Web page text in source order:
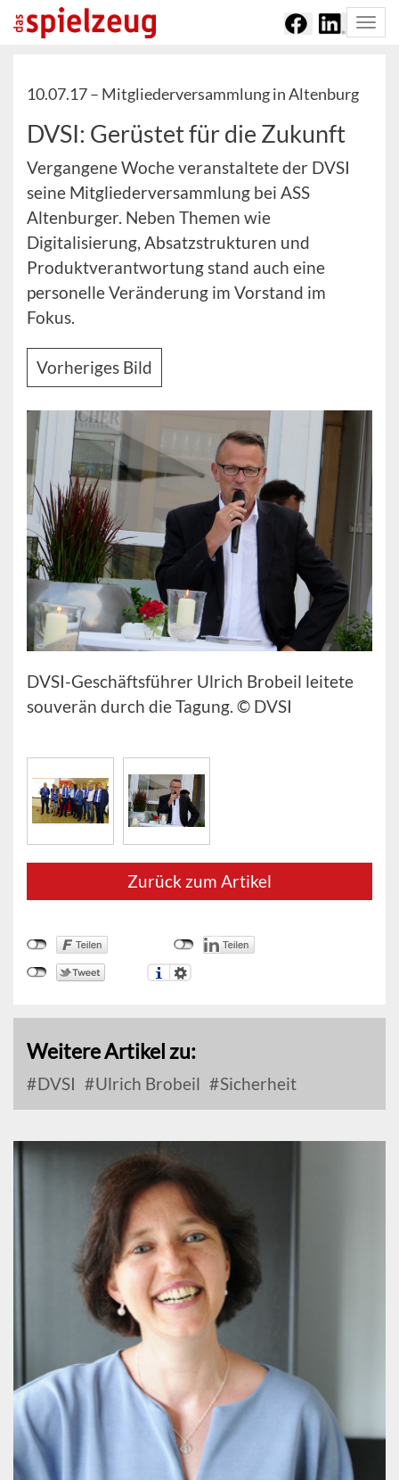
10.07.17 – Mitgliederversammlung in Altenburg
DVSI: Gerüstet für die Zukunft
Vergangene Woche veranstaltete der DVSI
seine Mitgliederversammlung bei ASS
Altenburger. Neben Themen wie
Digitalisierung, Absatzstrukturen und
Produktverantwortung stand auch eine
personelle Veränderung im Vorstand im
Fokus.
Vorheriges Bild
DVSI-Geschäftsführer Ulrich Brobeil leitete
souverän durch die Tagung. © DVSI
Zurück zum Artikel
Weitere Artikel zu:
DVSI Ulrich Brobeil Sicherheit